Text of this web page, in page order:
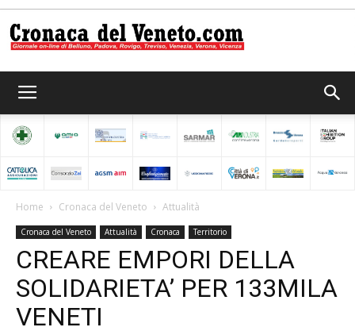
del
Veneto
Home Cronaca del Veneto Attualità
Cronaca del Veneto Attualità Cronaca Territorio
CREARE EMPORI DELLA
SOLIDARIETA’ PER 133MILA
VENETI